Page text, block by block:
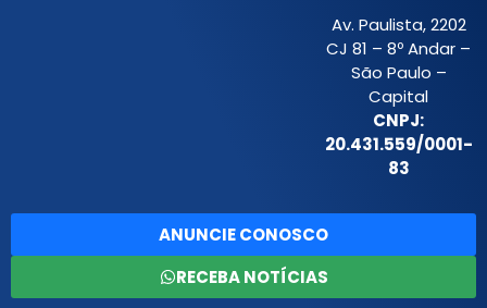
Av. Paulista, 2202
CJ 81 – 8º Andar –
São Paulo –
Capital
CNPJ:
20.431.559/0001-
83
ANUNCIE CONOSCO
RECEBA NOTÍCIAS